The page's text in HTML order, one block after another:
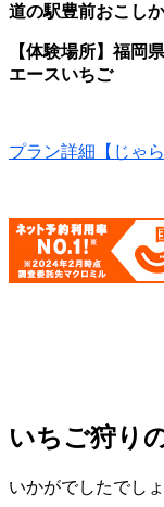
道の駅豊前おこし
【体験場所】福岡
エースいちご
プラン詳細【じゃ
いちご狩り
いかがでしたでし